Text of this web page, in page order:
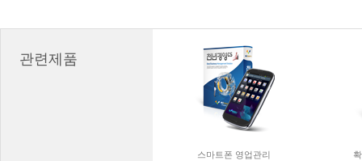
관련제품
스마트폰 영업관리